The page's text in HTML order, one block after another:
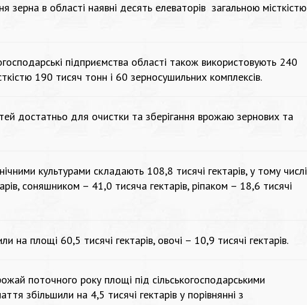
зерна в області наявні десять елеваторів загальною місткістю
підприємства області також використовують 240
190 тисяч тонн і 60 зерносушильних комплексів.
достатньо для очистки та зберігання врожаю зернових та
культурами складають 108,8 тисячі гектарів, у тому числі
соняшником – 41,0 тисяча гектарів, ріпаком – 18,6 тисячі
на площі 60,5 тисячі гектарів, овочі – 10,9 тисячі гектарів.
поточного року площі під сільськогосподарськими
збільшили на 4,5 тисячі гектарів у порівнянні з